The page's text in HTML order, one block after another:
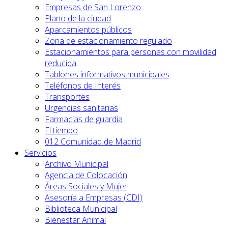
Empresas de San Lorenzo
Plano de la ciudad
Aparcamientos públicos
Zona de estacionamiento regulado
Estacionamientos para personas con movilidad
reducida
Tablones informativos municipales
Teléfonos de Interés
Transportes
Urgencias sanitarias
Farmacias de guardia
El tiempo
012 Comunidad de Madrid
Servicios
Archivo Municipal
Agencia de Colocación
Áreas Sociales y Mujer
Asesoría a Empresas (CDI)
Biblioteca Municipal
Bienestar Animal